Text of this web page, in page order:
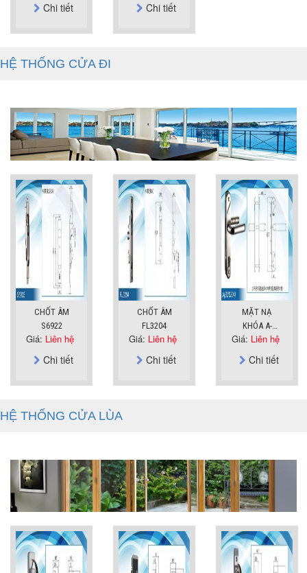
Chi tiết Chi tiết
HỆ THỐNG CỬA ĐI
CHỐT ÂM
S6922
Giá: Liên hệ
Chi tiết
CHỐT ÂM
FL3204
Giá: Liên hệ
Chi tiết
MẶT NẠ
KHÓA A-
SUS304
Giá: Liên hệ
Chi tiết
HỆ THỐNG CỬA LÙA